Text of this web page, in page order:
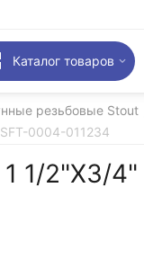
Каталог товаров
резьбовые Stout
0004-011234
1/2"X3/